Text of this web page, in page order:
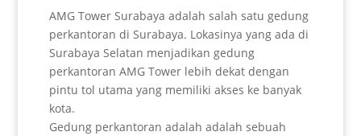
AMG Tower Surabaya adalah salah satu gedung
perkantoran di Surabaya. Lokasinya yang ada di
Surabaya Selatan menjadikan gedung
perkantoran AMG Tower lebih dekat dengan
pintu tol utama yang memiliki akses ke banyak
kota.
Gedung perkantoran adalah adalah sebuah